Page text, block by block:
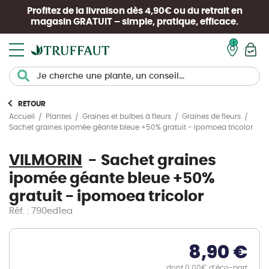
Profitez de la livraison dès 4,90€ ou du retrait en
magasin GRATUIT – simple, pratique, efficace.
RETOUR
Accueil
Plantes Graines et bulbes à fleurs
Graines de fleurs
Sachet graines ipomée géante bleue +50% gratuit - ipomoea tricolor
VILMORIN
Sachet graines
ipomée géante bleue +50%
gratuit - ipomoea tricolor
Réf. : 790ed1ea
8,90 €